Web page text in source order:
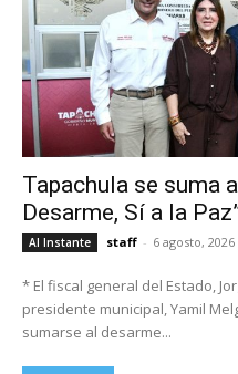
Tapachula se suma
Desarme, Sí a la
Al Instante staff - 6 agosto, 2026
* El fiscal general del Estado,
presidente municipal, Yamil
sumarse al desarme...